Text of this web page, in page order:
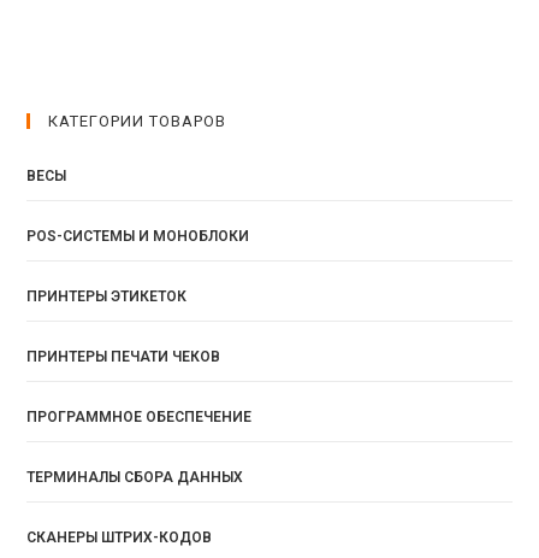
КАТЕГОРИИ ТОВАРОВ
ВЕСЫ
POS-СИСТЕМЫ И МОНОБЛОКИ
ПРИНТЕРЫ ЭТИКЕТОК
ПРИНТЕРЫ ПЕЧАТИ ЧЕКОВ
ПРОГРАММНОЕ ОБЕСПЕЧЕНИЕ
ТЕРМИНАЛЫ СБОРА ДАННЫХ
СКАНЕРЫ ШТРИХ-КОДОВ